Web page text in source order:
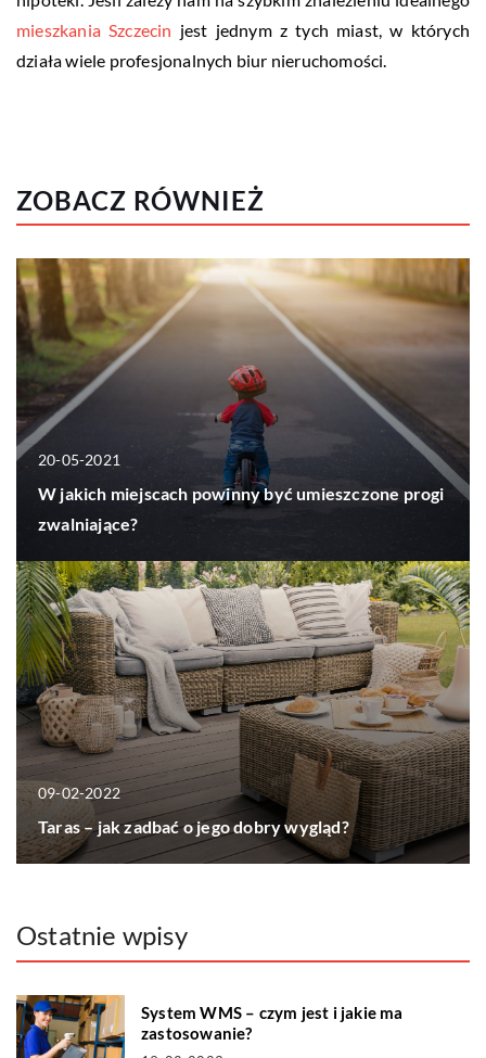
mieszkania Szczecin jest jednym z tych miast, w których
działa wiele profesjonalnych biur nieruchomości.
ZOBACZ RÓWNIEŻ
20-05-2021
W jakich miejscach powinny być umieszczone progi
zwalniające?
09-02-2022
Taras – jak zadbać o jego dobry wygląd?
Ostatnie wpisy
System WMS – czym jest i jakie ma
zastosowanie?